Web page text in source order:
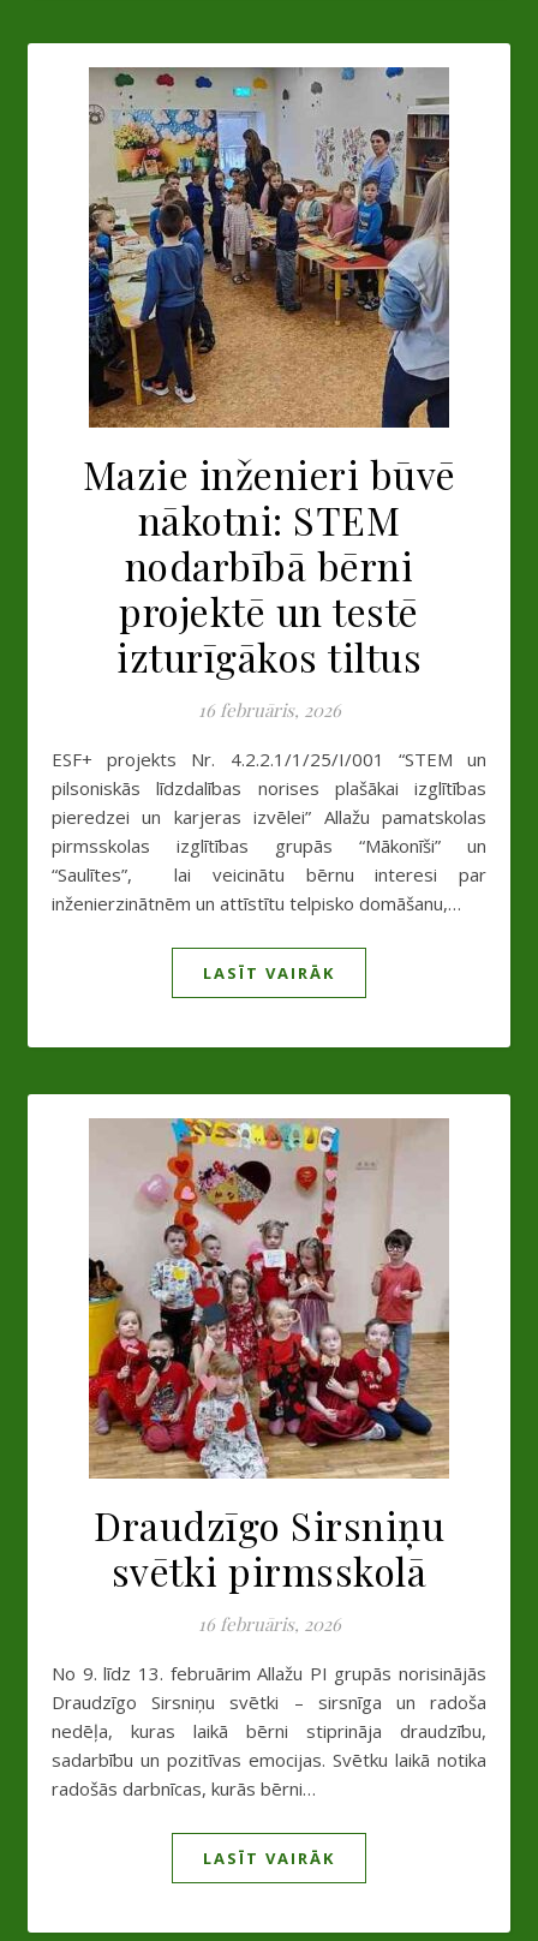
Mazie inženieri būvē
nākotni: STEM
nodarbībā bērni
projektē un testē
izturīgākos tiltus
16 februāris, 2026
ESF+ projekts Nr. 4.2.2.1/1/25/I/001 “STEM un
pilsoniskās līdzdalības norises plašākai izglītības
pieredzei un karjeras izvēlei” Allažu pamatskolas
pirmsskolas izglītības grupās “Mākonīši” un
“Saulītes”, lai veicinātu bērnu interesi par
inženierzinātnēm un attīstītu telpisko domāšanu,…
LASĪT VAIRĀK
Draudzīgo Sirsniņu
svētki pirmsskolā
16 februāris, 2026
No 9. līdz 13. februārim Allažu PI grupās norisinājās
Draudzīgo Sirsniņu svētki – sirsnīga un radoša
nedēļa, kuras laikā bērni stiprināja draudzību,
sadarbību un pozitīvas emocijas. Svētku laikā notika
radošās darbnīcas, kurās bērni…
LASĪT VAIRĀK